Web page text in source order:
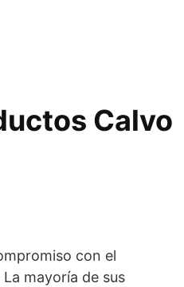
Calvo
con el
mayoría de sus